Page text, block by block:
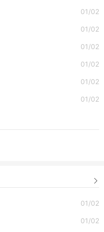
01/02
01/02
01/02
01/02
01/02
01/02

01/02
01/02